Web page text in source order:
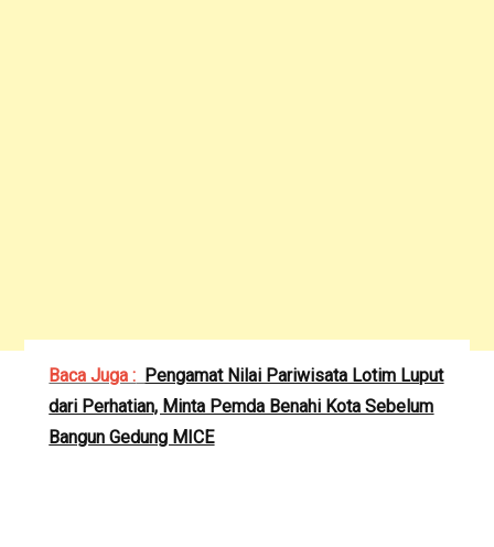
Baca Juga : Pengamat Nilai Pariwisata Lotim Luput
dari Perhatian, Minta Pemda Benahi Kota Sebelum
Bangun Gedung MICE